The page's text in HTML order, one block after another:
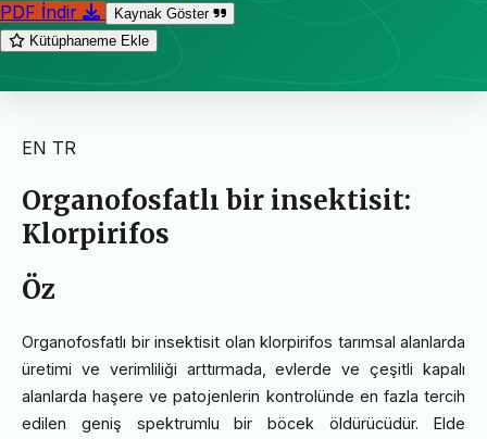
PDF İndir
Kaynak Göster
Kütüphaneme Ekle
EN TR
Organofosfatlı bir insektisit:
Klorpirifos
Öz
Organofosfatlı bir insektisit olan klorpirifos tarımsal alanlarda
üretimi ve verimliliği arttırmada, evlerde ve çeşitli kapalı
alanlarda haşere ve patojenlerin kontrolünde en fazla tercih
edilen geniş spektrumlu bir böcek öldürücüdür. Elde